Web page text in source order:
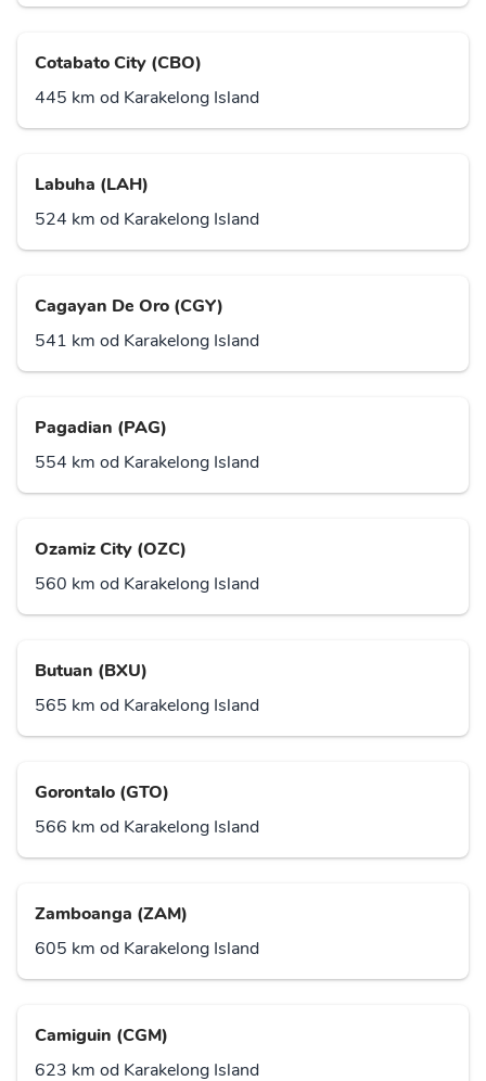
Cotabato City (CBO)
445 km od Karakelong Island
Labuha (LAH)
524 km od Karakelong Island
Cagayan De Oro (CGY)
541 km od Karakelong Island
Pagadian (PAG)
554 km od Karakelong Island
Ozamiz City (OZC)
560 km od Karakelong Island
Butuan (BXU)
565 km od Karakelong Island
Gorontalo (GTO)
566 km od Karakelong Island
Zamboanga (ZAM)
605 km od Karakelong Island
Camiguin (CGM)
623 km od Karakelong Island